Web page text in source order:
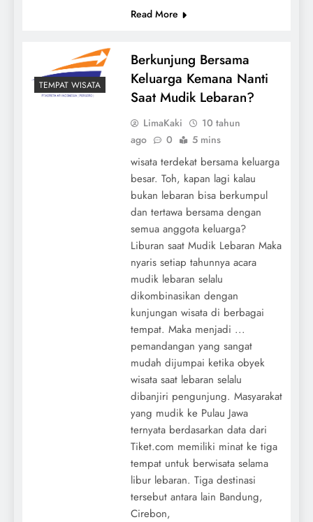
Read More
TEMPAT WISATA
Berkunjung Bersama
Keluarga Kemana Nanti
Saat Mudik Lebaran?
LimaKaki
10 tahun
ago
0 5 mins
wisata terdekat bersama keluarga
besar. Toh, kapan lagi kalau
bukan lebaran bisa berkumpul
dan tertawa bersama dengan
semua anggota keluarga?
Liburan saat Mudik Lebaran Maka
nyaris setiap tahunnya acara
mudik lebaran selalu
dikombinasikan dengan
kunjungan wisata di berbagai
tempat. Maka menjadi ...
pemandangan yang sangat
mudah dijumpai ketika obyek
wisata saat lebaran selalu
dibanjiri pengunjung. Masyarakat
yang mudik ke Pulau Jawa
ternyata berdasarkan data dari
Tiket.com memiliki minat ke tiga
tempat untuk berwisata selama
libur lebaran. Tiga destinasi
tersebut antara lain Bandung,
Cirebon,